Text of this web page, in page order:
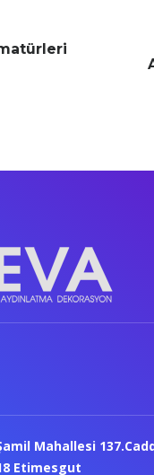
Mahallesi
Etimesgut